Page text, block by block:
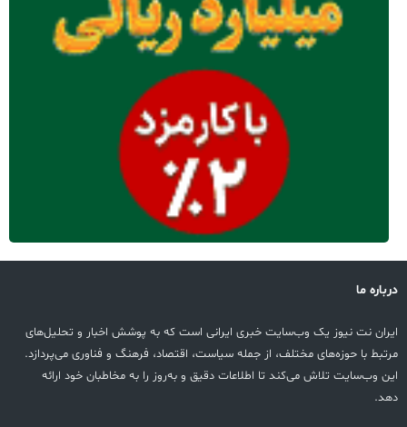
درباره ما
ایران نت نیوز یک وب‌سایت خبری ایرانی است که به پوشش اخبار و تحلیل‌های
مرتبط با حوزه‌های مختلف، از جمله سیاست، اقتصاد، فرهنگ و فناوری می‌پردازد.
این وب‌سایت تلاش می‌کند تا اطلاعات دقیق و به‌روز را به مخاطبان خود ارائه
دهد.